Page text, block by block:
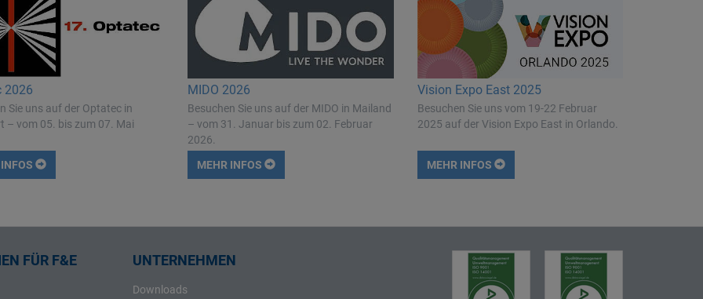
2026
Sie uns auf der Optatec in
– vom 05. bis zum 07. Mai
MIDO 2026
Besuchen Sie uns auf der MIDO in Mailand
– vom 31. Januar bis zum 02. Februar
2026.
MEHR INFOS
Vision Expo East 2025
Besuchen Sie uns vom 19-22 Februar
2025 auf der Vision Expo East in Orlando.
MEHR INFOS
FÜR F&E UNTERNEHMEN
Downloads